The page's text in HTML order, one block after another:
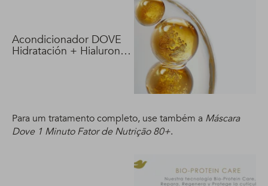
Acondicionador DOVE
Hidratación + Hialuron
Para um tratamento completo, use também a Máscara
Dove 1 Minuto Fator de Nutrição 80+.